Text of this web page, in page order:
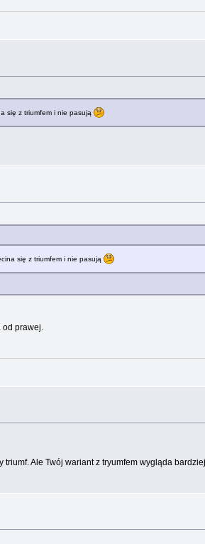
się z triumfem i nie pasują
się z triumfem i nie pasują
od prawej.
triumf. Ale Twój wariant z tryumfem wygląda